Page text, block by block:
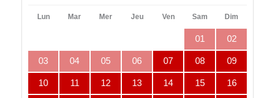
Lun Mar Mer Jeu Ven Sam Dim
01 02
03 04 05 06 07 08 09
10 11 12 13 14 15 16